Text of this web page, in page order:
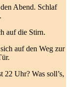
Abend. Schlaf
auf die Stirn.
auf den Weg zur
22 Uhr? Was soll’s,